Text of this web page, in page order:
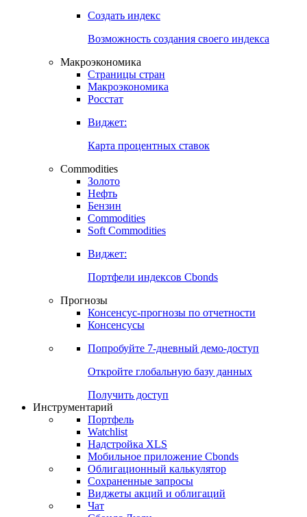
Курсы валют Центральных Банков
Ставки центральных банков
Создать индекс
Возможность создания своего индекса
Страницы стран
Росстат
Виджет:
Карта процентных ставок
Commodities
Золото
Бензин
Soft Commodities
Виджет:
Портфели индексов Cbonds
Прогнозы
Консенсусы
Попробуйте7-дневный
Откройте глобальную базу данных
Получить доступ
Инструментарий
Портфель
Watchlist
Надстройка XLS
Мобильное приложение Cbonds